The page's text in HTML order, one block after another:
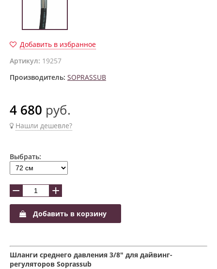
Добавить в избранное
Артикул: 19257
Производитель: SOPRASSUB
4 680 руб.
Нашли дешевле?
Выбрать:
− +
Добавить в корзину
Шланги среднего давления 3/8" для дайвинг-
регуляторов Soprassub